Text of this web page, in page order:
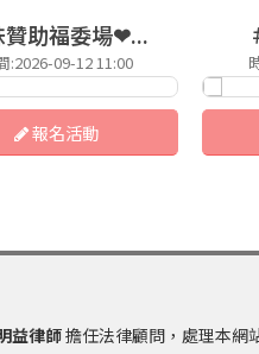
贊助福委場❤...
:2026-09-12 11:00
報名活動
益律師擔任法律顧問，處理本網